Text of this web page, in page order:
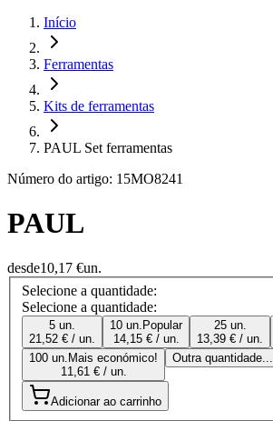
Início
Ferramentas
Kits de ferramentas
PAUL Set ferramentas
Número do artigo: 15MO8241
PAUL
desde10,17 €un.
Selecione a quantidade:
Selecione a quantidade:
5 un.
21,52 € / un.
10 un. Popular
14,15 € / un.
25 un.
13,39 € / un.
100 un. Mais económico!
11,61 € / un.
Outra quantidade...
Adicionar ao carrinho